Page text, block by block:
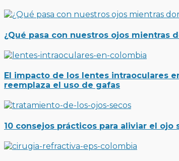
¿Qué pasa con nuestros ojos mientras
El impacto de los lentes intraoculares
reemplaza el uso de gafas
10 consejos prácticos para aliviar el